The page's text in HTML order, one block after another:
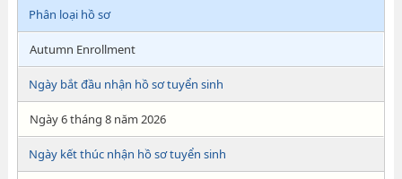
Phân loại hồ sơ
Autumn Enrollment
Ngày bắt đầu nhận hồ sơ tuyển sinh
Ngày 6 tháng 8 năm 2026
Ngày kết thúc nhận hồ sơ tuyển sinh